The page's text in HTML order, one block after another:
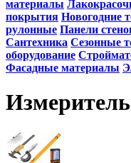
материалы
покрытия Новогодние
рулонные Панели
Сантехника Сезонные
оборудование
Фасадные материалы